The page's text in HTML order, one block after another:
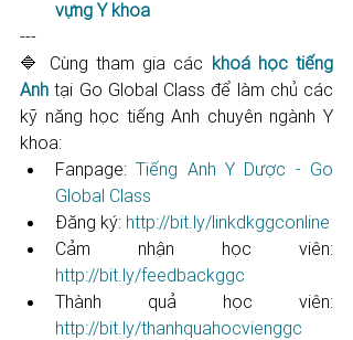
vựng Y khoa
---
🔷 Cùng tham gia các khoá học tiếng
Anh tại Go Global Class để làm chủ các
kỹ năng học tiếng Anh chuyên ngành Y
khoa:
Fanpage: Tiếng Anh Y Dược - Go
Global Class
Đăng ký: http://bit.ly/linkdkggconline​​​​​​​​​​​
http://bit.ly/feedbackggc​​​​​​​​​​​
http://bit.ly/thanhquahocvienggc​​​​​